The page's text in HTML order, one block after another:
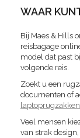
WAAR
Bij Maes & Hills
reisbagage
model dat past
volgende reis.
Zoekt u een
documenten of
laptoprugzakken
Veel mensen
van strak